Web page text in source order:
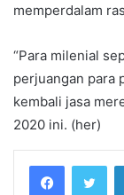
memperdalam
“Para milenial
perjuangan para
kembali jasa
2020 ini. (her)